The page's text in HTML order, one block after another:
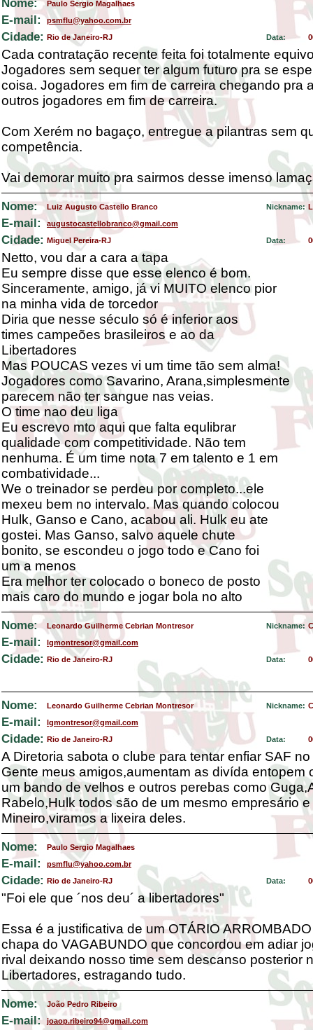
Nome: Paulo Sergio Magalhaes
E-mail: psmflu@yahoo.com.br
Cidade: Rio de Janeiro-RJ Data:
Cada contratação recente feita foi totalmente
Jogadores sem sequer ter algum futuro pra se
coisa. Jogadores em fim de carreira chegando pra
outros jogadores em fim de carreira.
Com Xerém no bagaço, entregue a pilantras sem
competência.
Vai demorar muito pra sairmos desse imenso
Nome: Luiz Augusto Castello Branco Nickname:
E-mail: augustocastellobranco@gmail.com
Cidade: Miguel Pereira-RJ Data:
Netto, vou dar a cara a tapa
Eu sempre disse que esse elenco é bom.
Sinceramente, amigo, já vi MUITO elenco pior
na minha vida de torcedor
Diria que nesse século só é inferior aos
times campeões brasileiros e ao da
Libertadores
Mas POUCAS vezes vi um time tão sem alma!
Jogadores como Savarino, Arana,simplesmente
parecem não ter sangue nas veias.
O time nao deu liga
Eu escrevo mto aqui que falta equlibrar
qualidade com competitividade. Não tem
nenhuma. É um time nota 7 em talento e 1 em
combatividade...
We o treinador se perdeu por completo...ele
mexeu bem no intervalo. Mas quando colocou
Hulk, Ganso e Cano, acabou ali. Hulk eu ate
gostei. Mas Ganso, salvo aquele chute
bonito, se escondeu o jogo todo e Cano foi
um a menos
Era melhor ter colocado o boneco de posto
mais caro do mundo e jogar bola no alto
Nome: Leonardo Guilherme Cebrian Montresor Nickname:
E-mail: lgmontresor@gmail.com
Cidade: Rio de Janeiro-RJ Data:
Nome: Leonardo Guilherme Cebrian Montresor Nickname:
E-mail: lgmontresor@gmail.com
Cidade: Rio de Janeiro-RJ Data:
A Diretoria sabota o clube para tentar enfiar SAF
Gente meus amigos,aumentam as divída entopem
um bando de velhos e outros perebas como
Rabelo,Hulk todos são de um mesmo empresário
Mineiro,viramos a lixeira deles.
Nome: Paulo Sergio Magalhaes
E-mail: psmflu@yahoo.com.br
Cidade: Rio de Janeiro-RJ Data:
"Foi ele que ´nos deu´ a libertadores"
Essa é a justificativa de um OTÁRIO
chapa do VAGABUNDO que concordou em adiar
rival deixando nosso time sem descanso posterior
Libertadores, estragando tudo.
Nome: João Pedro Ribeiro
E-mail: joaop.ribeiro94@gmail.com